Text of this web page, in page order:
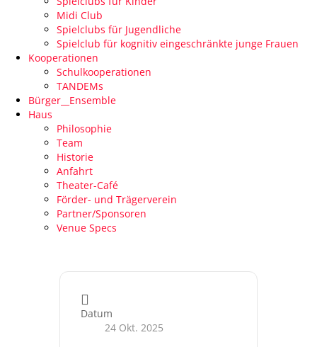
Midi Club
Spielclubs für Jugendliche
Spielclub für kognitiv eingeschränkte junge Frauen
Kooperationen
Schulkooperationen
TANDEMs
Bürger__Ensemble
Haus
Philosophie
Team
Historie
Anfahrt
Theater-Café
Förder- und Trägerverein
Partner/Sponsoren
Venue Specs
Datum
24 Okt. 2025